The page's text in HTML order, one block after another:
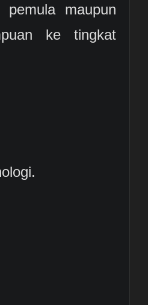
maupun
ke tingkat